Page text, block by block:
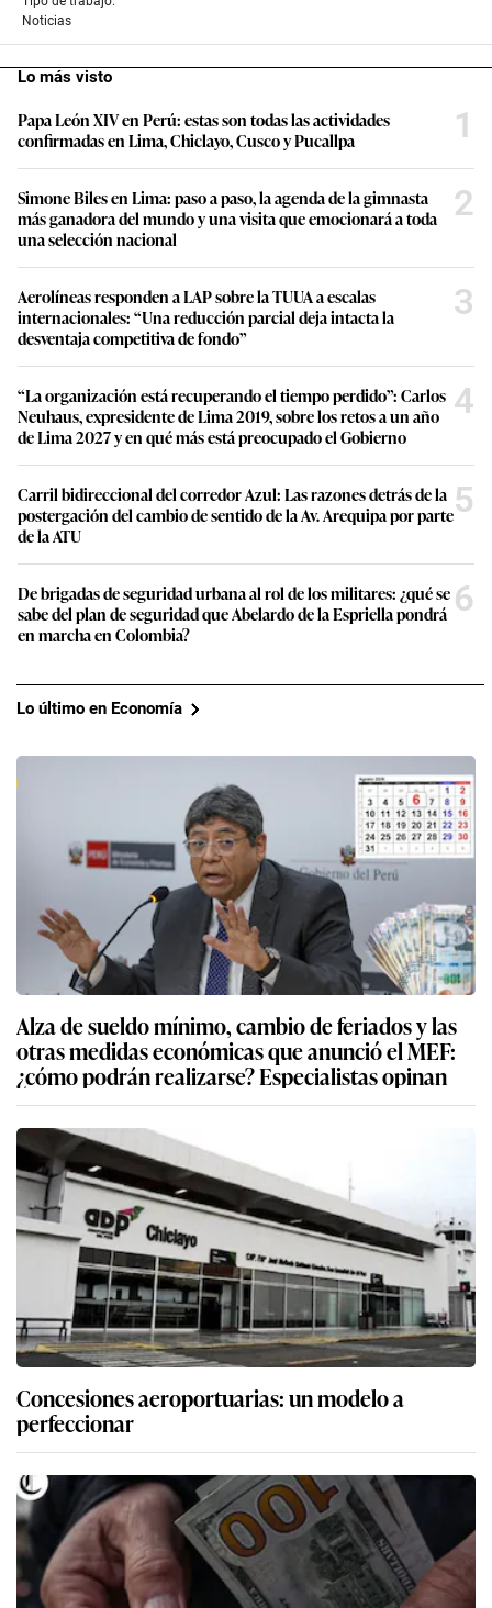
Noticias
Lo más visto
Papa León XIV en Perú: estas son todas las actividades
confirmadas en Lima, Chiclayo, Cusco y Pucallpa
1
Simone Biles en Lima: paso a paso, la agenda de la gimnasta
más ganadora del mundo y una visita que emocionará a toda
una selección nacional
2
Aerolíneas responden a LAP sobre la TUUA a escalas
internacionales: “Una reducción parcial deja intacta la
desventaja competitiva de fondo”
3
“La organización está recuperando el tiempo perdido”: Carlos
Neuhaus, expresidente de Lima 2019, sobre los retos a un año
de Lima 2027 y en qué más está preocupado el Gobierno
4
Carril bidireccional del corredor Azul: Las razones detrás de la
postergación del cambio de sentido de la Av. Arequipa por parte
de la ATU
5
De brigadas de seguridad urbana al rol de los militares: ¿qué se
sabe del plan de seguridad que Abelardo de la Espriella pondrá
en marcha en Colombia?
6
Lo último en Economía
Alza de sueldo mínimo, cambio de feriados y las
otras medidas económicas que anunció el MEF:
¿cómo podrán realizarse? Especialistas opinan
Concesiones aeroportuarias: un modelo a
perfeccionar